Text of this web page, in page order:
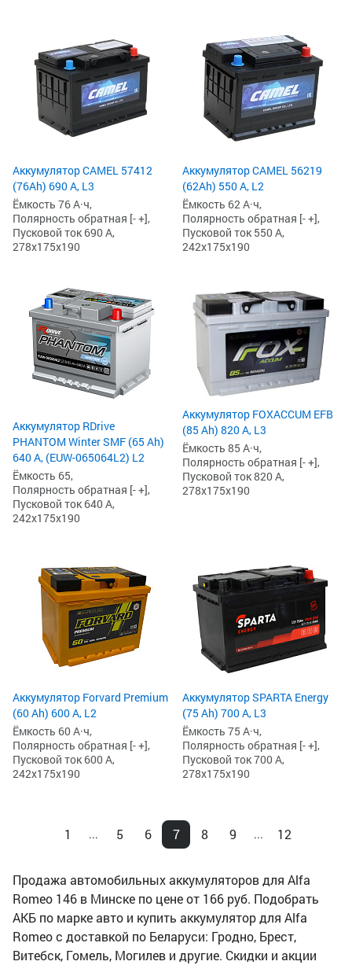
Аккумулятор CAMEL 57412
(76Ah) 690 А, L3
Ёмкость 76 А·ч,
Полярность обратная [- +],
Пусковой ток 690 А,
278x175x190
Аккумулятор CAMEL 56219
(62Ah) 550 А, L2
Ёмкость 62 А·ч,
Полярность обратная [- +],
Пусковой ток 550 А,
242x175x190
Аккумулятор RDrive
PHANTOM Winter SMF (65 Ah)
640 А, (EUW-065064L2) L2
Ёмкость 65,
Полярность обратная [- +],
Пусковой ток 640 А,
242x175x190
Аккумулятор FOXACCUM EFB
(85 Ah) 820 А, L3
Ёмкость 85 А·ч,
Полярность обратная [- +],
Пусковой ток 820 А,
278x175x190
Аккумулятор Forvard Premium
(60 Ah) 600 А, L2
Ёмкость 60 А·ч,
Полярность обратная [- +],
Пусковой ток 600 А,
242x175x190
Аккумулятор SPARTA Energy
(75 Ah) 700 А, L3
Ёмкость 75 А·ч,
Полярность обратная [- +],
Пусковой ток 700 А,
278x175x190
1 ... 5 6 7 8 9 ... 12
Продажа автомобильных аккумуляторов для Alfa
Romeo 146 в Минске по цене от 166 руб. Подобрать
АКБ по марке авто и купить аккумулятор для Alfa
Romeo с доставкой по Беларуси: Гродно, Брест,
Витебск, Гомель, Могилев и другие. Скидки и акции